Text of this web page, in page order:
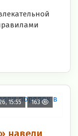
15:55 163
навели